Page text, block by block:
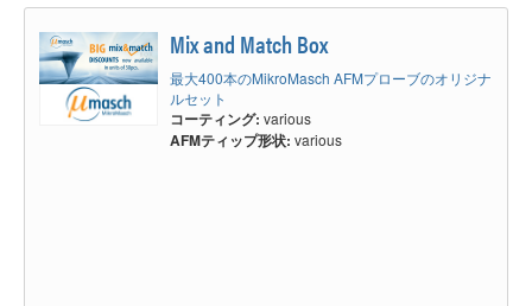
Mix and Match Box
最大400本のMikroMasch AFMプローブのオリジナ
ルセット
コーティング: various
AFMティップ形状: various